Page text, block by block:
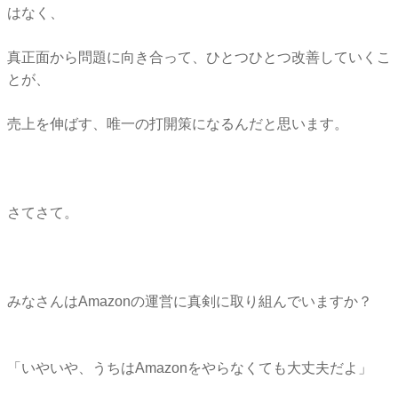
はなく、
真正面から問題に向き合って、ひとつひとつ改善していくこ
とが、
売上を伸ばす、唯一の打開策になるんだと思います。
さてさて。
みなさんはAmazonの運営に真剣に取り組んでいますか？
「いやいや、うちはAmazonをやらなくても大丈夫だよ」